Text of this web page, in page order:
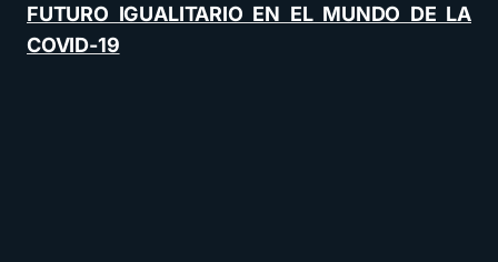
FUTURO IGUALITARIO EN EL MUNDO DE LA
COVID-19